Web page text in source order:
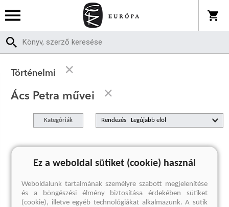
Történelmi
Ács Petra művei
Kategóriák Rendezés
A keresett kifejezésre nincs találat
Ez a weboldal sütiket (cookie) használ
Weboldalunk tartalmának személyre szabott megjelenítése
és a böngészési élmény biztosítása érdekében sütiket
(cookie), illetve egyéb technológiákat alkalmazunk. A sütik